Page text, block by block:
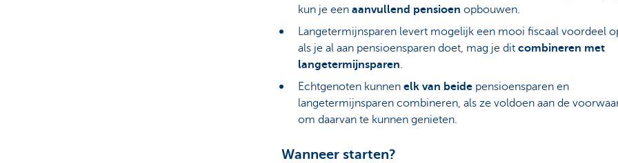
kun je een aanvullend pensioen opbouwen.
Langetermijnsparen levert mogelijk een mooi fiscaal voordeel
als je al aan pensioensparen doet, mag je dit combineren met
langetermijnsparen.
Echtgenoten kunnen elk van beide pensioensparen en
langetermijnsparen combineren, als ze voldoen aan de
om daarvan te kunnen genieten.
Wanneer starten?